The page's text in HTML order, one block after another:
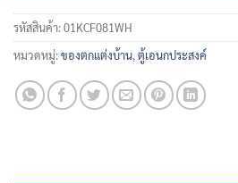
รหัสสินค้า:01KCF081WH
หมวดหมู่:ของตกแต่งบ้าน,ตู้เอนกประสงค์